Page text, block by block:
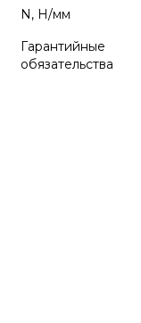
N, Н/мм
Гарантийные
обязательства